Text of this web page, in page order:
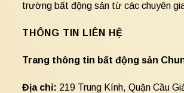
trường bất động sản từ các chuyên
THÔNG TIN LIÊN HỆ
Trang thông tin bất động sản
Địa chỉ: 219 Trung Kính, Quận Cầu